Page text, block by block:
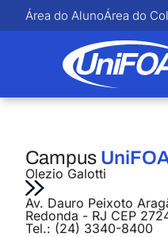
Área do AlunoÁrea do
Campus
Olezio Galotti
Av. Dauro Peixoto
Redonda - RJ CEP
Tel.: (24) 3340-8400